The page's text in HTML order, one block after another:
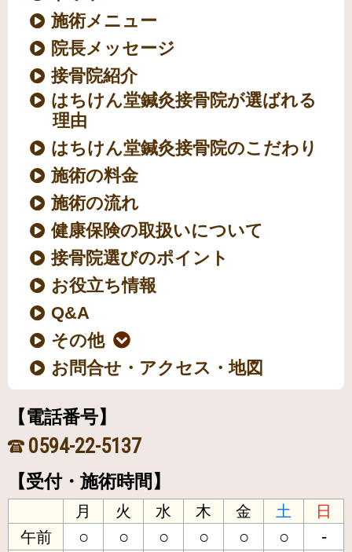
施術メニュー
院長メッセージ
接骨院紹介
はちけん堂鍼灸接骨院が選ばれる
理由
はちけん堂鍼灸接骨院のこだわり
施術の料金
施術の流れ
健康保険の取扱いについて
接骨院選びのポイント
お役立ち情報
Q&A
その他
お問合せ・アクセス・地図
【電話番号】
0594-22-5137
【受付・施術時間】
月 火 水 木 金 土
日
午前
○ ○ ○ ○ ○ ○ -